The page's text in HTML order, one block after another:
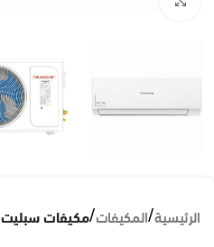
الرئيسية المكيفات مكيفات سبليت